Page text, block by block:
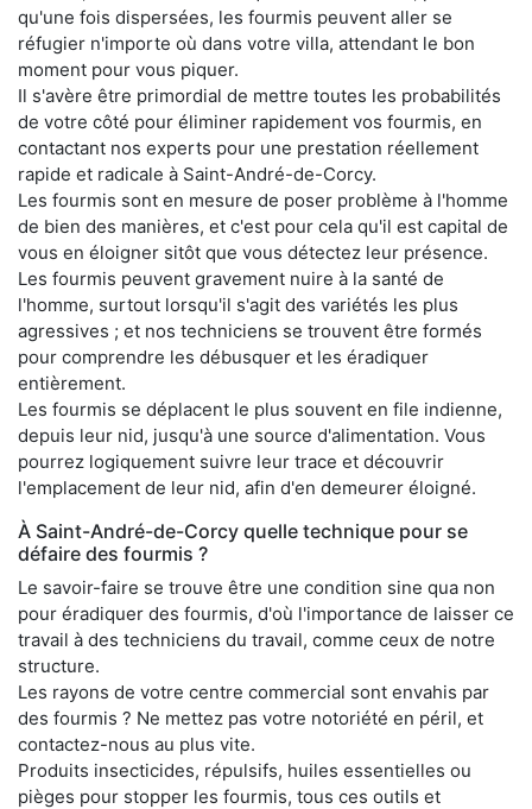
qu'une fois dispersées, les fourmis peuvent aller se
réfugier n'importe où dans votre villa, attendant le bon
moment pour vous piquer.
Il s'avère être primordial de mettre toutes les probabilités
de votre côté pour éliminer rapidement vos fourmis, en
contactant nos experts pour une prestation réellement
rapide et radicale à Saint-André-de-Corcy.
Les fourmis sont en mesure de poser problème à l'homme
de bien des manières, et c'est pour cela qu'il est capital de
vous en éloigner sitôt que vous détectez leur présence.
Les fourmis peuvent gravement nuire à la santé de
l'homme, surtout lorsqu'il s'agit des variétés les plus
agressives ; et nos techniciens se trouvent être formés
pour comprendre les débusquer et les éradiquer
entièrement.
Les fourmis se déplacent le plus souvent en file indienne,
depuis leur nid, jusqu'à une source d'alimentation. Vous
pourrez logiquement suivre leur trace et découvrir
l'emplacement de leur nid, afin d'en demeurer éloigné.
À Saint-André-de-Corcy quelle technique pour se
défaire des fourmis ?
Le savoir-faire se trouve être une condition sine qua non
pour éradiquer des fourmis, d'où l'importance de laisser ce
travail à des techniciens du travail, comme ceux de notre
structure.
Les rayons de votre centre commercial sont envahis par
des fourmis ? Ne mettez pas votre notoriété en péril, et
contactez-nous au plus vite.
Produits insecticides, répulsifs, huiles essentielles ou
pièges pour stopper les fourmis, tous ces outils et